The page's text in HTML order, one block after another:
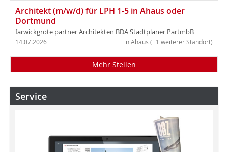
Architekt (m/w/d) für LPH 1-5 in Ahaus oder
Dortmund
farwickgrote partner Architekten BDA Stadtplaner PartmbB
in Ahaus (+1 weiterer Standort)
14.07.2026
Mehr Stellen
Service